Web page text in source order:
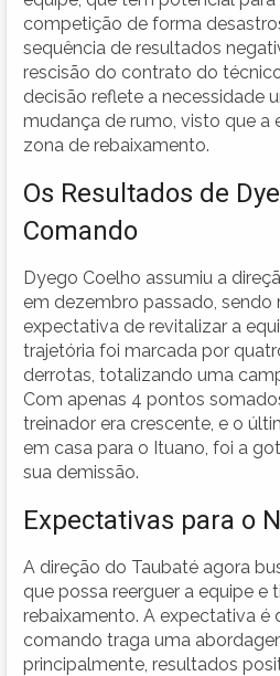
competição de forma
sequência de resultados
rescisão do contrato do
decisão reflete a necessidade
mudança de rumo, visto que a
zona de rebaixamento.
Os Resultados de
Comando
Dyego Coelho assumiu a
em dezembro passado, sendo
expectativa de revitalizar a
trajetória foi marcada por
derrotas, totalizando uma
Com apenas 4 pontos
treinador era crescente, e o
em casa para o Ituano, foi a
sua demissão.
Expectativas para o
A direção do Taubaté agora
que possa reerguer a equipe e
rebaixamento. A expectativa é
comando traga uma
principalmente, resultados